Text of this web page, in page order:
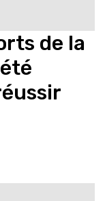
de la